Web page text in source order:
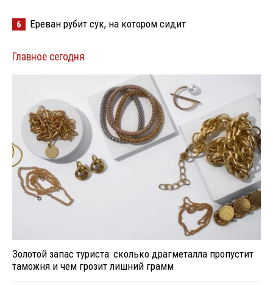
6 Ереван рубит сук, на котором сидит
Главное сегодня
Золотой запас туриста: сколько драгметалла пропустит
таможня и чем грозит лишний грамм